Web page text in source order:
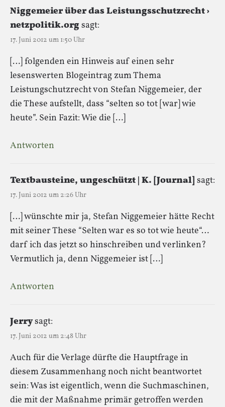
Niggemeier über das Leistungsschutzrecht ›
netzpolitik.orgsagt:
17. Juni 2012 um 1:50 Uhr
[…] folgenden ein Hinweis auf einen sehr
lesenswerten Blogeintrag zum Thema
Leistungschutzrecht von Stefan Niggemeier, der
die These aufstellt, dass “selten so tot [war] wie
heute”. Sein Fazit: Wie die […]
Antworten
Textbausteine, ungeschützt | K. [Journal] sagt:
17. Juni 2012 um 2:26 Uhr
[…] wünschte mir ja, Stefan Niggemeier hätte Recht
mit seiner These “Selten war es so tot wie heute“…
darf ich das jetzt so hinschreiben und verlinken?
Vermutlich ja, denn Niggemeier ist […]
Antworten
Jerrysagt:
17. Juni 2012 um 2:48 Uhr
Auch für die Verlage dürfte die Hauptfrage in
diesem Zusammenhang noch nicht beantwortet
sein: Was ist eigentlich, wenn die Suchmaschinen,
die mit der Maßnahme primär getroffen werden